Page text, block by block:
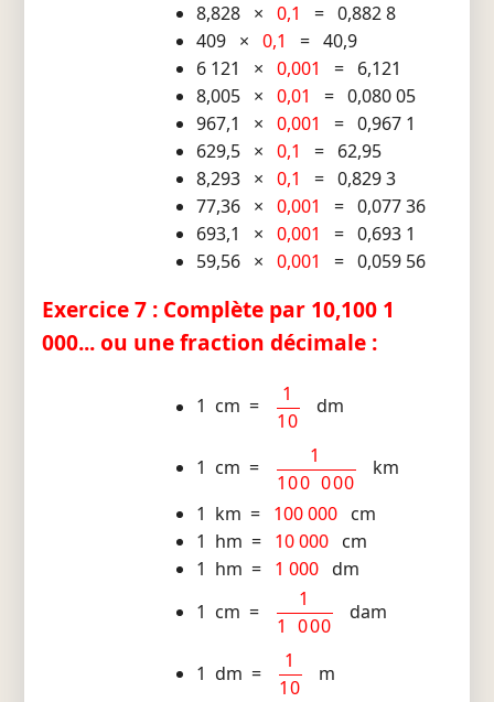
8,828 ×0,1
= 0,882 8
409 ×0,1
= 40,9
6 121 ×0,001
= 6,121
8,005 ×0,01
= 0,080 05
967,1 ×0,001
= 0,967 1
629,5 ×0,1
= 62,95
8,293 ×0,1
= 0,829 3
77,36 ×0,001
= 0,077 36
693,1 ×0,001
= 0,693 1
59,56 ×0,001 = 0,059 56
Exercice 7 : Complète par 10,100 1
000... ou une fraction décimale :
1 cm =
1
10
dm
1 cm =
1
100 000
km
1 km = 100 000 cm
1 hm = 10 000 cm
1 hm = 1 000dm
1 cm =
1
1 000
dam
1 dm =
1
10
m